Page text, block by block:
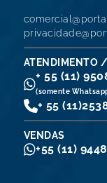
ATENDIMENTO
+ 55 (11)
(somente
+ 55 (11)
VENDAS
+55 (11)